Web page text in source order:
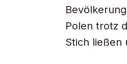
Polen trotz
Stich ließen